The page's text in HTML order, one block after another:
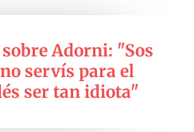
Adorni: "Sos
servís para el
ser tan idiota"